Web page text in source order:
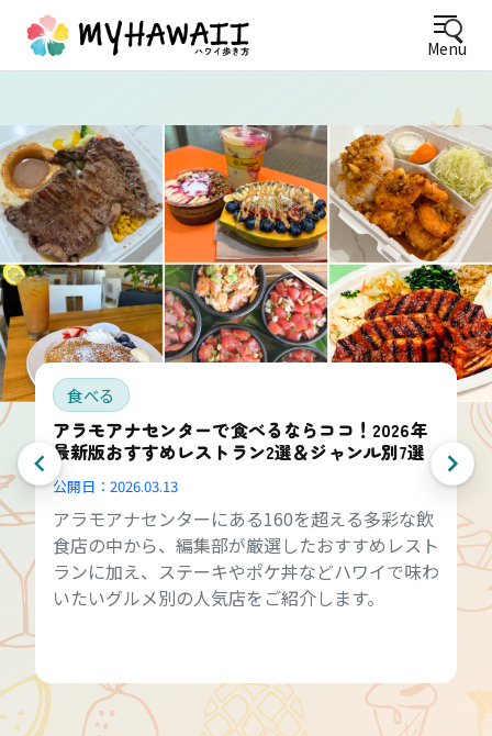
Menu
食べる
アラモアナセンターで食べるならココ！2026年
最新版おすすめレストラン2選＆ジャンル別7選
公開日： 2026.03.13
アラモアナセンターにある160を超える多彩な飲
食店の中から、編集部が厳選したおすすめレスト
ランに加え、ステーキやポケ丼などハワイで味わ
いたいグルメ別の人気店をご紹介します。